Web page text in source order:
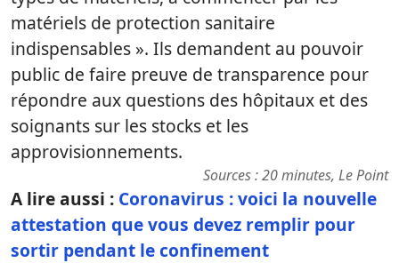
matériels de protection sanitaire
indispensables ». Ils demandent au pouvoir
public de faire preuve de transparence pour
répondre aux questions des hôpitaux et des
soignants sur les stocks et les
approvisionnements.
Sources :20 minutes, Le Point
A lire aussi : Coronavirus : voici la nouvelle
attestation que vous devez remplir pour
sortir pendant le confinement